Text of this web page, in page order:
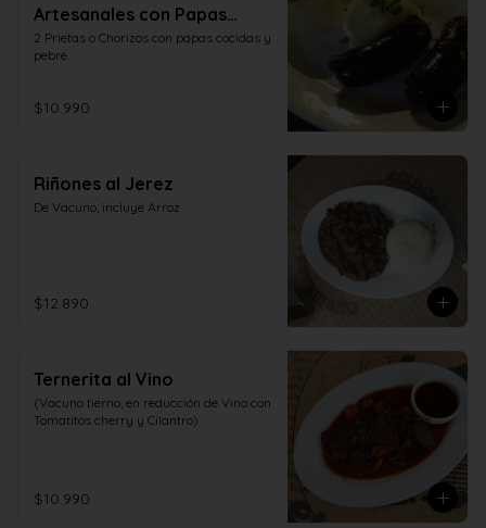
Artesanales con Papas
Cocidas y Pebre
2 Prietas o Chorizos con papas cocidas y
pebre
$10.990
Riñones al Jerez
De Vacuno, incluye Arroz
$12.890
Ternerita al Vino
(Vacuno tierno, en reducción de Vino con
Tomatitos cherry y Cilantro)
$10.990